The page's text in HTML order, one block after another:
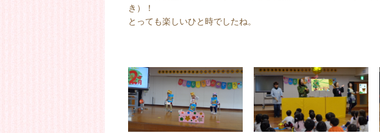
き）！
とっても楽しいひと時でしたね。